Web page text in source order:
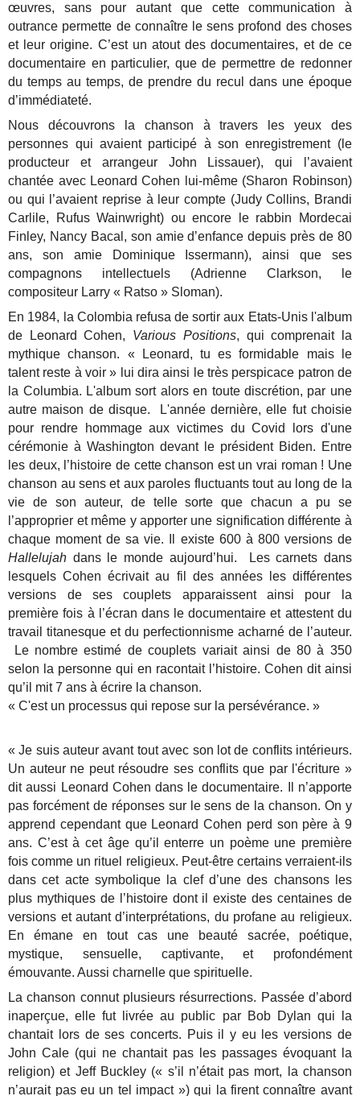
œuvres, sans pour autant que cette communication à
outrance permette de connaître le sens profond des choses
et leur origine. C’est un atout des documentaires, et de ce
documentaire en particulier, que de permettre de redonner
du temps au temps, de prendre du recul dans une époque
d’immédiateté.
Nous découvrons la chanson à travers les yeux des
personnes qui avaient participé à son enregistrement (le
producteur et arrangeur John Lissauer), qui l’avaient
chantée avec Leonard Cohen lui-même (Sharon Robinson)
ou qui l’avaient reprise à leur compte (Judy Collins, Brandi
Carlile, Rufus Wainwright) ou encore le rabbin Mordecai
Finley, Nancy Bacal, son amie d’enfance depuis près de 80
ans, son amie Dominique Issermann), ainsi que ses
compagnons intellectuels (Adrienne Clarkson, le
compositeur Larry « Ratso » Sloman).
En 1984, la Colombia refusa de sortir aux Etats-Unis l'album
de Leonard Cohen, Various Positions, qui comprenait la
mythique chanson. « Leonard, tu es formidable mais le
talent reste à voir » lui dira ainsi le très perspicace patron de
la Columbia. L'album sort alors en toute discrétion, par une
autre maison de disque. L'année dernière, elle fut choisie
pour rendre hommage aux victimes du Covid lors d'une
cérémonie à Washington devant le président Biden. Entre
les deux, l’histoire de cette chanson est un vrai roman ! Une
chanson au sens et aux paroles fluctuants tout au long de la
vie de son auteur, de telle sorte que chacun a pu se
l’approprier et même y apporter une signification différente à
chaque moment de sa vie. Il existe 600 à 800 versions de
Hallelujah dans le monde aujourd’hui. Les carnets dans
lesquels Cohen écrivait au fil des années les différentes
versions de ses couplets apparaissent ainsi pour la
première fois à l’écran dans le documentaire et attestent du
travail titanesque et du perfectionnisme acharné de l’auteur.
Le nombre estimé de couplets variait ainsi de 80 à 350
selon la personne qui en racontait l’histoire. Cohen dit ainsi
qu’il mit 7 ans à écrire la chanson.
« C'est un processus qui repose sur la persévérance. »
« Je suis auteur avant tout avec son lot de conflits intérieurs.
Un auteur ne peut résoudre ses conflits que par l'écriture »
dit aussi Leonard Cohen dans le documentaire. Il n’apporte
pas forcément de réponses sur le sens de la chanson. On y
apprend cependant que Leonard Cohen perd son père à 9
ans. C’est à cet âge qu’il enterre un poème une première
fois comme un rituel religieux. Peut-être certains verraient-ils
dans cet acte symbolique la clef d’une des chansons les
plus mythiques de l’histoire dont il existe des centaines de
versions et autant d’interprétations, du profane au religieux.
En émane en tout cas une beauté sacrée, poétique,
mystique, sensuelle, captivante, et profondément
émouvante. Aussi charnelle que spirituelle.
La chanson connut plusieurs résurrections. Passée d’abord
inaperçue, elle fut livrée au public par Bob Dylan qui la
chantait lors de ses concerts. Puis il y eu les versions de
John Cale (qui ne chantait pas les passages évoquant la
religion) et Jeff Buckley (« s’il n’était pas mort, la chanson
n’aurait pas eu un tel impact ») qui la firent connaître avant